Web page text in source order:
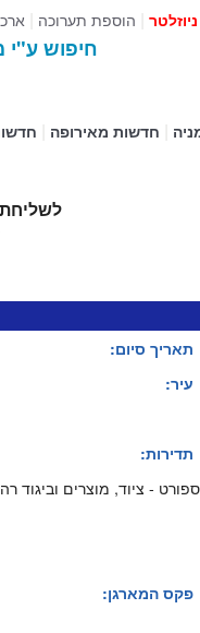
| הוספת תערוכה ניוזלטר
חיפוש ע"י
חדשות מאירופה
תאריך סיום:
עיר:
תדירות:
- ציוד, מוצרים וביגוד
פקס המארגן: